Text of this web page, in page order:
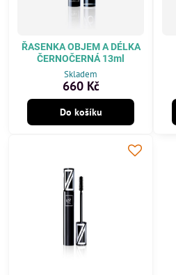
ŘASENKA OBJEM A DÉLKA
ČERNOČERNÁ 13ml
Skladem
660 Kč
Do košíku